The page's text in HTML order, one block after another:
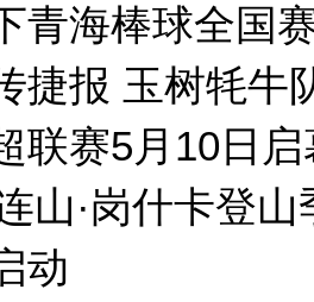
青海棒球全国
捷报 玉树牦牛
联赛5月10日
山·岗什卡登山
动